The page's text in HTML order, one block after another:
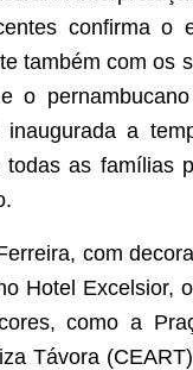
confirma o
também com os
o
inaugurada a
as famílias
com
Hotel Excelsior,
como a
Távora